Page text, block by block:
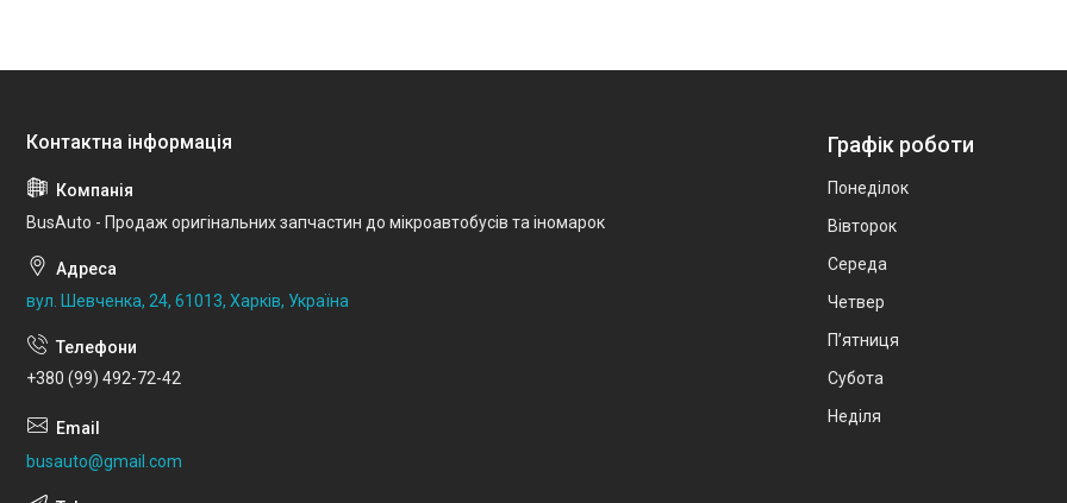
BusAuto - Продаж оригінальних запчастин до мікроавтобусів та іномарок
вул. Шевченка, 24, 61013, Харків, Україна
+380 (99) 492-72-42
busauto@gmail.com
Графік роботи
Понеділок
Вівторок
Середа
Четвер
Пʼятниця
Субота
Неділя